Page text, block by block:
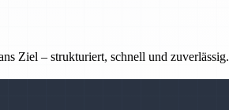
Ziel – strukturiert, schnell und zuverlässig.